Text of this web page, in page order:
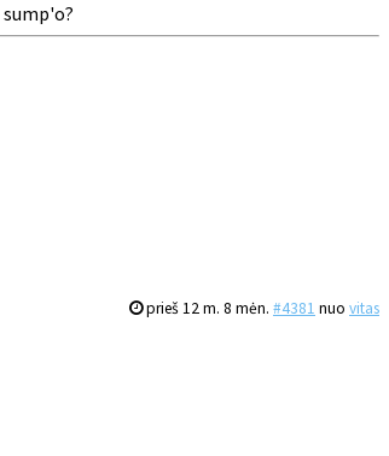
prieš 12 m. 8 mėn. #4381 nuo vitas